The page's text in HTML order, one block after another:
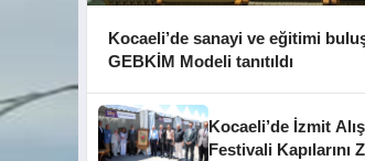
Kocaeli’de sanayi ve eğitimi
GEBKİM Modeli tanıtıldı
Kocaeli’de İzmit
Festivali Kapılarını